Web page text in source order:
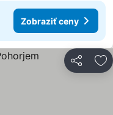
Zobraziť ceny
Zdieľať